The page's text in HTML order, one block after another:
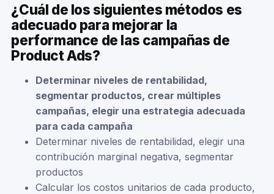
¿Cuál de los siguientes métodos es
adecuado para mejorar la
performance de las campañas de
Product Ads?
Determinar niveles de rentabilidad,
segmentar productos, crear múltiples
campañas, elegir una estrategia adecuada
para cada campaña
Determinar niveles de rentabilidad, elegir una
contribución marginal negativa, segmentar
productos
Calcular los costos unitarios de cada producto,